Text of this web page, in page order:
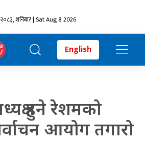
२०८३, शनिबार | Sat Aug 8 2026
English
हुने रेशमको
आयोग तगारो